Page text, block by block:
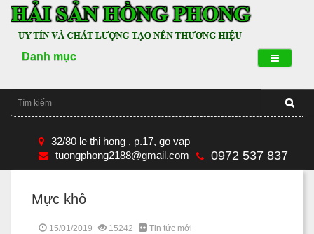
Danh mục
32/80 le thi hong , p.17, go vap
tuongphong2188@gmail.com
0972 537 837
Mực khô
15/01/2019 15242 Tin tức mới